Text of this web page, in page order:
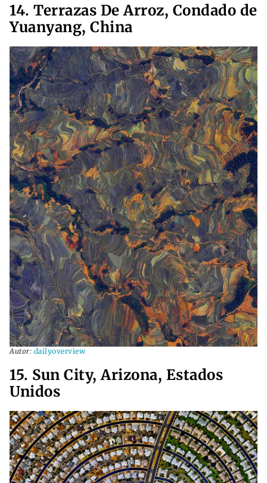
14. Terrazas De Arroz, Condado de
Yuanyang, China
Autor: dailyoverview
15. Sun City, Arizona, Estados
Unidos